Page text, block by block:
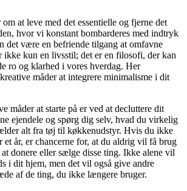
at leve med det essentielle og fjerne det
hvor vi konstant bombarderes med indtryk
det være en befriende tilgang at omfavne
ikke kun en livsstil; det er en filosofi, der kan
ro og klarhed i vores hverdag. Her
måder at integrere minimalisme i dit
måder at starte på er ved at decluttere dit
ejendele og spørg dig selv, hvad du virkelig
alt fra tøj til køkkenudstyr. Hvis du ikke
et år, er chancerne for, at du aldrig vil få brug
donere eller sælge disse ting. Ikke alene vil
i dit hjem, men det vil også give andre
af de ting, du ikke længere bruger.